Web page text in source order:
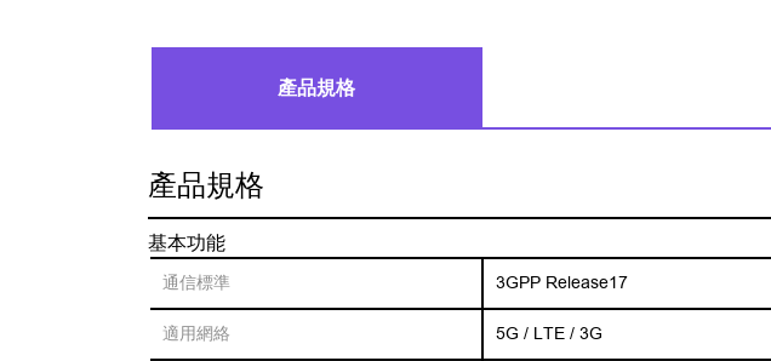
產品規格
產品規格
基本功能
通信標準 3GPP Release17
適用網絡 5G / LTE / 3G